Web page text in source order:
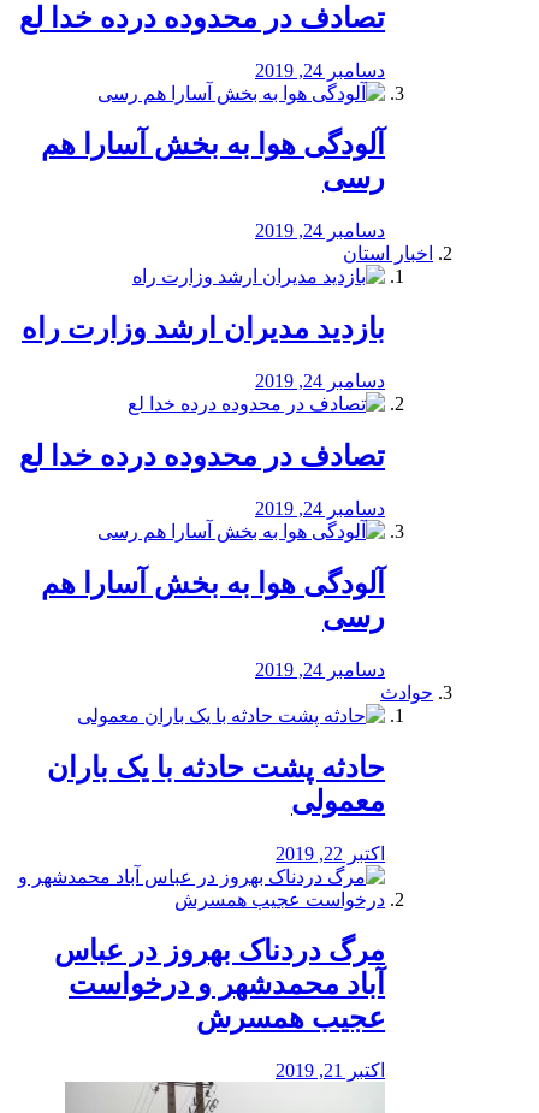
تصادف در محدوده درده خدا لع
دسامبر 24, 2019
آلودگی هوا به بخش آسارا هم
رسی
دسامبر 24, 2019
اخبار استان
بازدید مدیران ارشد وزارت راه
دسامبر 24, 2019
تصادف در محدوده درده خدا لع
دسامبر 24, 2019
آلودگی هوا به بخش آسارا هم
رسی
دسامبر 24, 2019
حوادث
️حادثه پشت حادثه با یک باران
معمولی
اکتبر 22, 2019
مرگ دردناک بهروز در عباس
آباد محمدشهر و درخواست
عجیب همسرش
اکتبر 21, 2019